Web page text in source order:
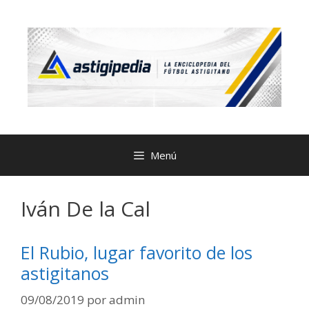
Menú
Iván De la Cal
El Rubio, lugar favorito de los
astigitanos
09/08/2019 poradmin